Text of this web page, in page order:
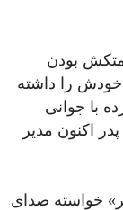
بودن
خودش را داشته
با جوانی
اکنون مدیر
خواسته صدای